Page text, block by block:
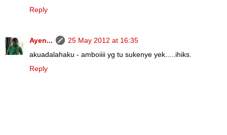
Reply
Ayen...
25 May 2012 at 16:35
akuadalahaku - amboiiii yg tu sukenye yek.....ihiks.
Reply